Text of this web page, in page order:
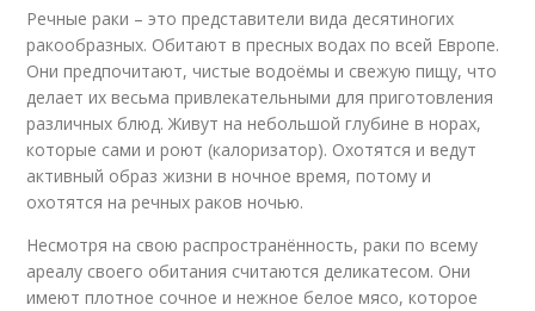
Речные раки – это представители вида десятиногих
ракообразных. Обитают в пресных водах по всей Европе.
Они предпочитают, чистые водоёмы и свежую пищу, что
делает их весьма привлекательными для приготовления
различных блюд. Живут на небольшой глубине в норах,
которые сами и роют (калоризатор). Охотятся и ведут
активный образ жизни в ночное время, потому и
охотятся на речных раков ночью.
Несмотря на свою распространённость, раки по всему
ареалу своего обитания считаются деликатесом. Они
имеют плотное сочное и нежное белое мясо, которое